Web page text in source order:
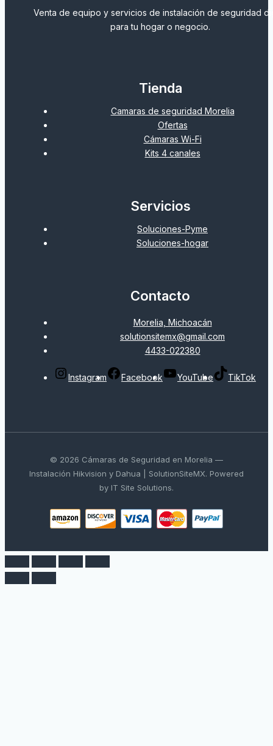
Venta de equipo y servicios de instalación de seguridad
para tu hogar o negocio.
Tienda
Camaras de seguridad Morelia
Ofertas
Cámaras Wi-Fi
Kits 4 canales
Servicios
Soluciones-Pyme
Soluciones-hogar
Contacto
Morelia, Michoacán
solutionsitemx@gmail.com
4433-022380
Instagram Facebook YouTube TikTok
© 2026 Cámaras de Seguridad en Morelia —
Instalación Hikvision y Dahua | SolutionSiteMX. Powered
by IT Site Solutions.